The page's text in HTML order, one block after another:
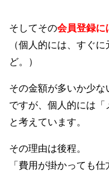
そしてその会員登録に
（個人的には、すぐ
ど。）
その金額が多いか少な
ですが、個人的には「
と考えています。
その理由は後程。
「費用が掛かっても